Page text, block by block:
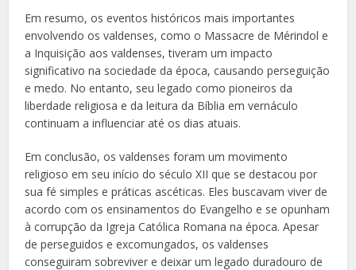
Em resumo, os eventos históricos mais importantes
envolvendo os valdenses, como o Massacre de Mérindol e
a Inquisição aos valdenses, tiveram um impacto
significativo na sociedade da época, causando perseguição
e medo. No entanto, seu legado como pioneiros da
liberdade religiosa e da leitura da Bíblia em vernáculo
continuam a influenciar até os dias atuais.
Em conclusão, os valdenses foram um movimento
religioso em seu início do século XII que se destacou por
sua fé simples e práticas ascéticas. Eles buscavam viver de
acordo com os ensinamentos do Evangelho e se opunham
à corrupção da Igreja Católica Romana na época. Apesar
de perseguidos e excomungados, os valdenses
conseguiram sobreviver e deixar um legado duradouro de